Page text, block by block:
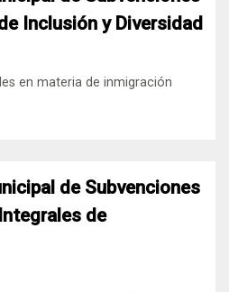
Inclusión y Diversidad
en materia de inmigración
de Subvenciones
de